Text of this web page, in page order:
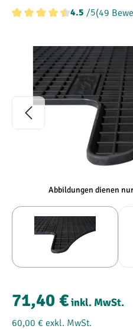
4.5 /5(49
Bildergalerie überspringen
Abbildungen dienen
60,00 € exkl. MwSt.
71,40 €inkl. MwSt.